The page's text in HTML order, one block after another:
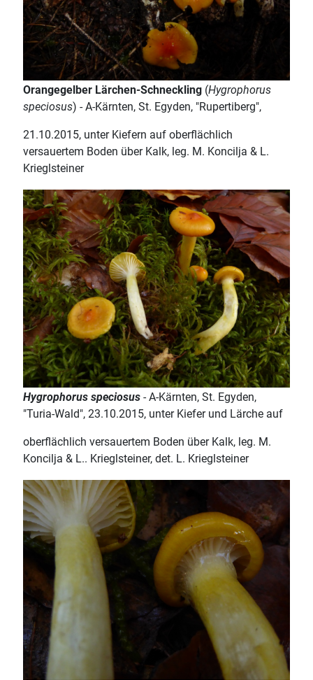
Orangegelber Lärchen-Schneckling (Hygrophorus
speciosus) - A-Kärnten, St. Egyden, "Rupertiberg",
21.10.2015, unter Kiefern auf oberflächlich
versauertem Boden über Kalk, leg. M. Koncilja & L.
Krieglsteiner
Hygrophorus speciosus - A-Kärnten, St. Egyden,
"Turia-Wald", 23.10.2015, unter Kiefer und Lärche auf
oberflächlich versauertem Boden über Kalk, leg. M.
Koncilja & L.. Krieglsteiner, det. L. Krieglsteiner